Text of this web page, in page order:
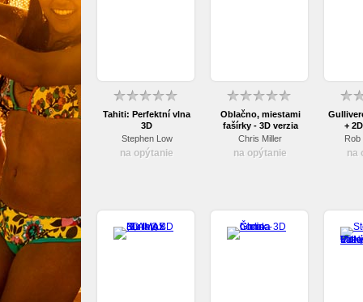
Tahiti: Perfektní vlna
3D
Stephen Low
na opýtanie
Oblačno, miestami
fašírky - 3D verzia
(Blu-ray)
Chris Miller
na opýtanie
+
Rob
na